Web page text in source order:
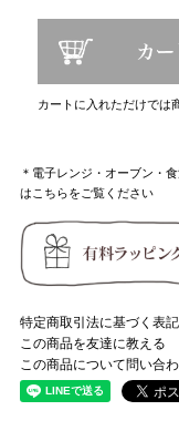
カートに入れただけでは
＊電子レンジ・オーブン・
はこちらをご覧ください
特定商取引法に基づく表記
この商品を友達に教える
この商品について問い合